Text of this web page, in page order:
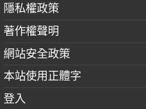
隱私權政策
著作權聲明
網站安全政策
本站使用正體字
登入